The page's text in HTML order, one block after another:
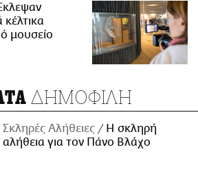
μουσείο
ΔΗΜΟΦΙΛΗ
Σκληρές Αλήθειες
H σκληρή
αλήθεια για τον Πάνο Βλάχο